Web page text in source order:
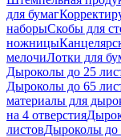
для бумаг
наборыСкобы для
ножницы
мелочиЛотки для
Дыроколы до 25
Дыроколы до 65
материалы для
на 4 отверстия
листовДыроколы до